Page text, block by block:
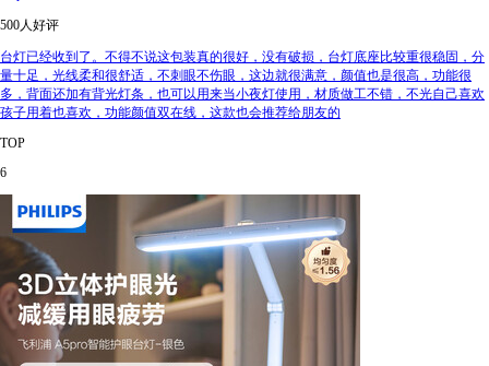
500人好评
台灯已经收到了。不得不说这包装真的很好，没有破损，台灯底座比较重很稳固，分
量十足，光线柔和很舒适，不刺眼不伤眼，这边就很满意，颜值也是很高，功能很
多，背面还加有背光灯条，也可以用来当小夜灯使用，材质做工不错，不光自己喜欢
孩子用着也喜欢，功能颜值双在线，这款也会推荐给朋友的
TOP
6